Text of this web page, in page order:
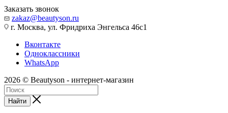
Заказать звонок
zakaz@beautyson.ru
г. Москва, ул. Фридриха Энгельса 46с1
Вконтакте
Одноклассники
WhatsApp
2026 © Beautyson - интернет-магазин
Найти